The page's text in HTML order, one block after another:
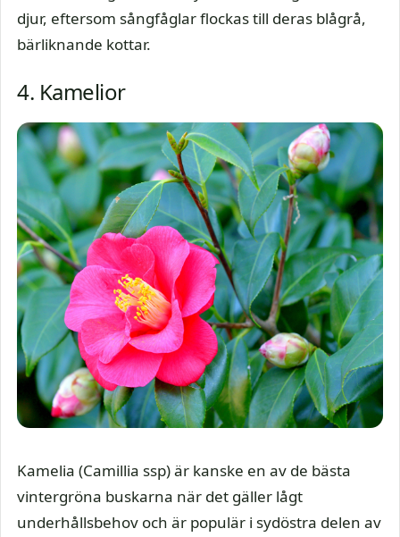
djur, eftersom sångfåglar flockas till deras blågrå,
bärliknande kottar.
4. Kamelior
Kamelia (Camillia ssp) är kanske en av de bästa
vintergröna buskarna när det gäller lågt
underhållsbehov och är populär i sydöstra delen av